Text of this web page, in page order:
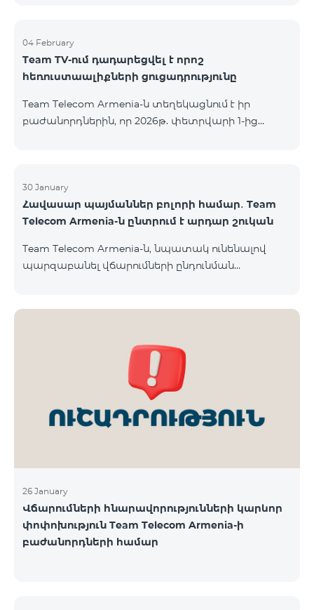
04 February
Team TV-ում դադարեցվել է որոշ
հեռուստաալիքների ցուցադրությունը
Team Telecom Armenia-ն տեղեկացնում է իր
բաժանորդներին, որ 2026թ. փետրվարի 1-ից
Поехали Amedia 1 HD Amedia 2 HD Amedia Premium
HD Amedia Hit Первый Канал (ОРТ) «Первый
канал» հեռուստաալիքի ցուցադրությունը
համար՝ Երևանի տարածքում (catch-up-ի
հնարավորությունը ևս հասանելի չէ):
30 January
Հավասար պայմաններ բոլորի համար․ Team
Telecom Armenia-ն ընտրում է արդար շուկան
Team Telecom Armenia-ն, նպատակ ունենալով
պարզաբանել վճարումների ընդունման
տեղեկացնում է. «Ֆասթ Շիֆթ» ՍՊԸ, «Իդրամ»
ՍՊԸ, «Իզի փեյ» ՍՊԸ և «Թել-Սել» ԲԲԸ
վճարահաշվարկային ընկերությունների կողմից
Team Telecom Armenia-ին առաջարկված
պայմանները ենթադրում էին ծառայությունների
26 January
Վճարումների հնարավորությունների կարևոր
փոփոխություն Team Telecom Armenia-ի
բաժանորդների համար